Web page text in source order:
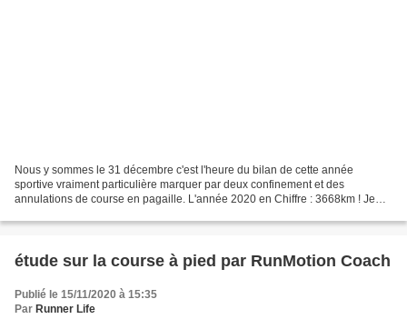
Nous y sommes le 31 décembre c'est l'heure du bilan de cette année
sportive vraiment particulière marquer par deux confinement et des
annulations de course en pagaille. L'année 2020 en Chiffre : 3668km ! Je
étude sur la course à pied par RunMotion Coach
Publié le 15/11/2020 à 15:35
Par Runner Life